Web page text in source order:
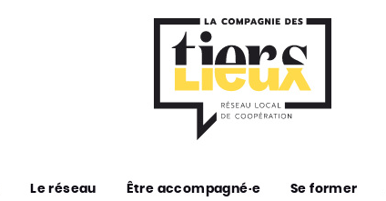
Le réseau Être accompagné·e Se former